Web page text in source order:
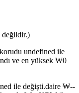
emtia türevleri
değildir.)
undefined ile
ve en yüksek ₩0
ile değişti.daire ₩--